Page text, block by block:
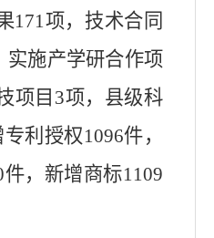
171项，技术合同
实施产学研合作项
项目 3项 ， 县级科
专利授权1096件，
件， 新增商标1109